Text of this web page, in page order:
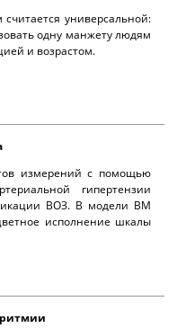
универсальной:
одну манжету людям
и возрастом.
измерений с помощью
гипертензии
ВОЗ. В модели ВМ
исполнение шкалы